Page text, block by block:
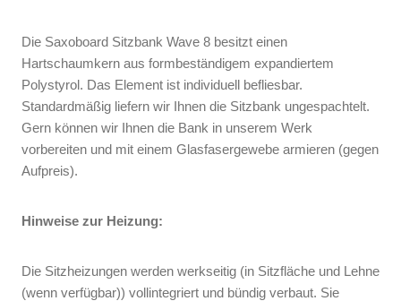
Die Saxoboard Sitzbank Wave 8 besitzt einen
Hartschaumkern aus formbeständigem expandiertem
Polystyrol. Das Element ist individuell befliesbar.
Standardmäßig liefern wir Ihnen die Sitzbank ungespachtelt.
Gern können wir Ihnen die Bank in unserem Werk
vorbereiten und mit einem Glasfasergewebe armieren (gegen
Aufpreis).
Hinweise zur Heizung:
Die Sitzheizungen werden werkseitig (in Sitzfläche und Lehne
(wenn verfügbar)) vollintegriert und bündig verbaut. Sie